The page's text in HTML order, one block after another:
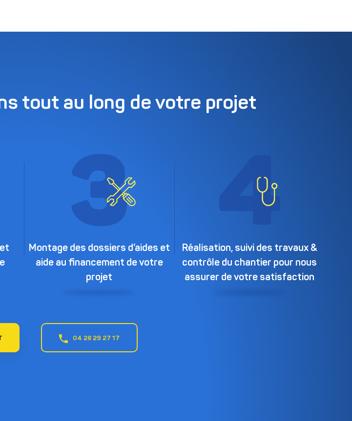
tout au long de votre projet
3
Montage des dossiers d’aides et
aide au financement de votre
projet
4
Réalisation, suivi des travaux &
contrôle du chantier pour nous
assurer de votre satisfaction
04 28 29 27 17